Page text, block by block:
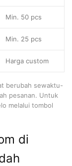
Min. 50 pcs
Min. 25 pcs
Harga custom
berubah sewaktu-
pesanan. Untuk
melalui tombol
di